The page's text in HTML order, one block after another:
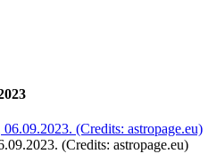
(Credits: astropage.eu)